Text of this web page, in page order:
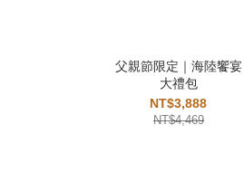
父親節限定｜海陸饗宴
大禮包
NT$3,888
NT$4,469